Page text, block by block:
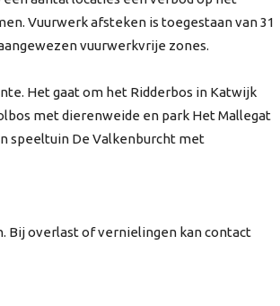
Vuurwerk afsteken is toegestaan van 31
vuurwerkvrije zones.
Het gaat om het Ridderbos in Katwijk
met dierenweide en park Het Mallegat
speeltuin De Valkenburcht met
Bij overlast of vernielingen kan contact